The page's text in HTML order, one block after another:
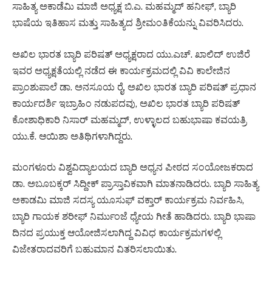
ಸಾಹಿತ್ಯ ಅಕಾಡೆಮಿ ಮಾಜಿ ಅಧ್ಯಕ್ಷ ಬಿ.ಎ. ಮಹಮ್ಮದ್ ಹನೀಫ್‌, ಬ್ಯಾರಿ
ಭಾಷೆಯ ಇತಿಹಾಸ ಮತ್ತು ಸಾಹಿತ್ಯದ ಶ್ರೀಮಂತಿಕೆಯನ್ನು ವಿವರಿಸಿದರು.
ಅಖಿಲ ಭಾರತ ಬ್ಯಾರಿ ಪರಿಷತ್ ಅಧ್ಯಕ್ಷರಾದ ಯು.ಎಚ್‌. ಖಾಲಿದ್ ಉಜಿರೆ
ಇವರ ಅಧ್ಯಕ್ಷತೆಯಲ್ಲಿ ನಡೆದ ಈ ಕಾರ್ಯಕ್ರಮದಲ್ಲಿ ವಿವಿ ಕಾಲೇಜಿನ
ಪ್ರಾಂಶುಪಾಲೆ ಡಾ. ಅನಸೂಯ ರೈ, ಅಖಿಲ ಭಾರತ ಬ್ಯಾರಿ ಪರಿಷತ್ ಪ್ರಧಾನ
ಕಾರ್ಯದರ್ಶಿ ಇಬ್ರಾಹಿಂ ನಡುಪದವು, ಅಖಿಲ ಭಾರತ ಬ್ಯಾರಿ ಪರಿಷತ್
ಕೋಶಾಧಿಕಾರಿ ನಿಸಾರ್ ಮಹಮ್ಮದ್‌, ಉಳ್ಳಾಲದ ಬಹುಭಾಷಾ ಕವಯತ್ರಿ
ಯು.ಕೆ. ಆಯಿಶಾ ಅತಿಥಿಗಳಾಗಿದ್ದರು.
ಮಂಗಳೂರು ವಿಶ್ವವಿದ್ಯಾಲಯದ ಬ್ಯಾರಿ ಅಧ್ಯನ ಪೀಠದ ಸಂಯೋಜಕರಾದ
ಡಾ. ಅಬೂಬಕ್ಕರ್ ಸಿದ್ದೀಕ್ ಪ್ರಾಸ್ತಾವಿಕವಾಗಿ ಮಾತನಾಡಿದರು. ಬ್ಯಾರಿ ಸಾಹಿತ್ಯ
ಅಕಾಡಮಿ ಮಾಜಿ ಸದಸ್ಯ ಯೂಸುಫ್ ವಕ್ತಾ‌ರ್ ಕಾರ್ಯಕ್ರಮ ನಿರ್ವಹಿಸಿ,
ಬ್ಯಾರಿ ಗಾಯಕ ಶರೀಫ್ ನಿರ್ಮುಂಜೆ ಧ್ಯೇಯ ಗೀತೆ ಹಾಡಿದರು. ಬ್ಯಾರಿ ಭಾಷಾ
ದಿನದ ಪ್ರಯುಕ್ತ ಆಯೋಜಿಸಲಾಗಿದ್ದ ವಿವಿಧ ಕಾರ್ಯಕ್ರಮಗಳಲ್ಲಿ
ವಿಜೇತರಾದವರಿಗೆ ಬಹುಮಾನ ವಿತರಿಸಲಾಯಿತು.